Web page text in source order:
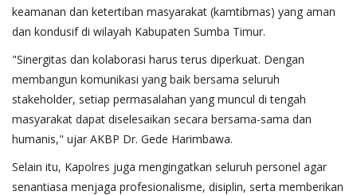
keamanan dan ketertiban masyarakat (kamtibmas) yang aman
dan kondusif di wilayah Kabupaten Sumba Timur.
"Sinergitas dan kolaborasi harus terus diperkuat. Dengan
membangun komunikasi yang baik bersama seluruh
stakeholder, setiap permasalahan yang muncul di tengah
masyarakat dapat diselesaikan secara bersama-sama dan
humanis," ujar AKBP Dr. Gede Harimbawa.
Selain itu, Kapolres juga mengingatkan seluruh personel agar
senantiasa menjaga profesionalisme, disiplin, serta memberikan